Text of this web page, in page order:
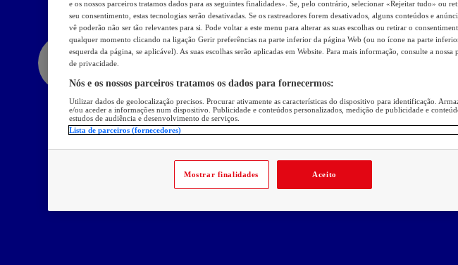
e os nossos parceiros tratamos dados para as seguintes finalidades». Se, pelo contrário, selecionar «Rejeitar tudo» ou
seu consentimento, estas tecnologias serão desativadas. Se os rastreadores forem desativados, alguns conteúdos e
vê poderão não ser tão relevantes para si. Pode voltar a este menu para alterar as suas escolhas ou retirar o
qualquer momento clicando na ligação Gerir preferências na parte inferior da página Web (ou no ícone na parte
esquerda da página, se aplicável). As suas escolhas serão aplicadas em Website. Para mais informação, consulte a nossa
de privacidade.
Nós e os nossos parceiros tratamos os dados para fornecermos:
Utilizar dados de geolocalização precisos. Procurar ativamente as características do dispositivo para identificação.
e/ou aceder a informações num dispositivo. Publicidade e conteúdos personalizados, medição de publicidade e
estudos de audiência e desenvolvimento de serviços.
Lista de parceiros (fornecedores)
Mostrar finalidades Aceito